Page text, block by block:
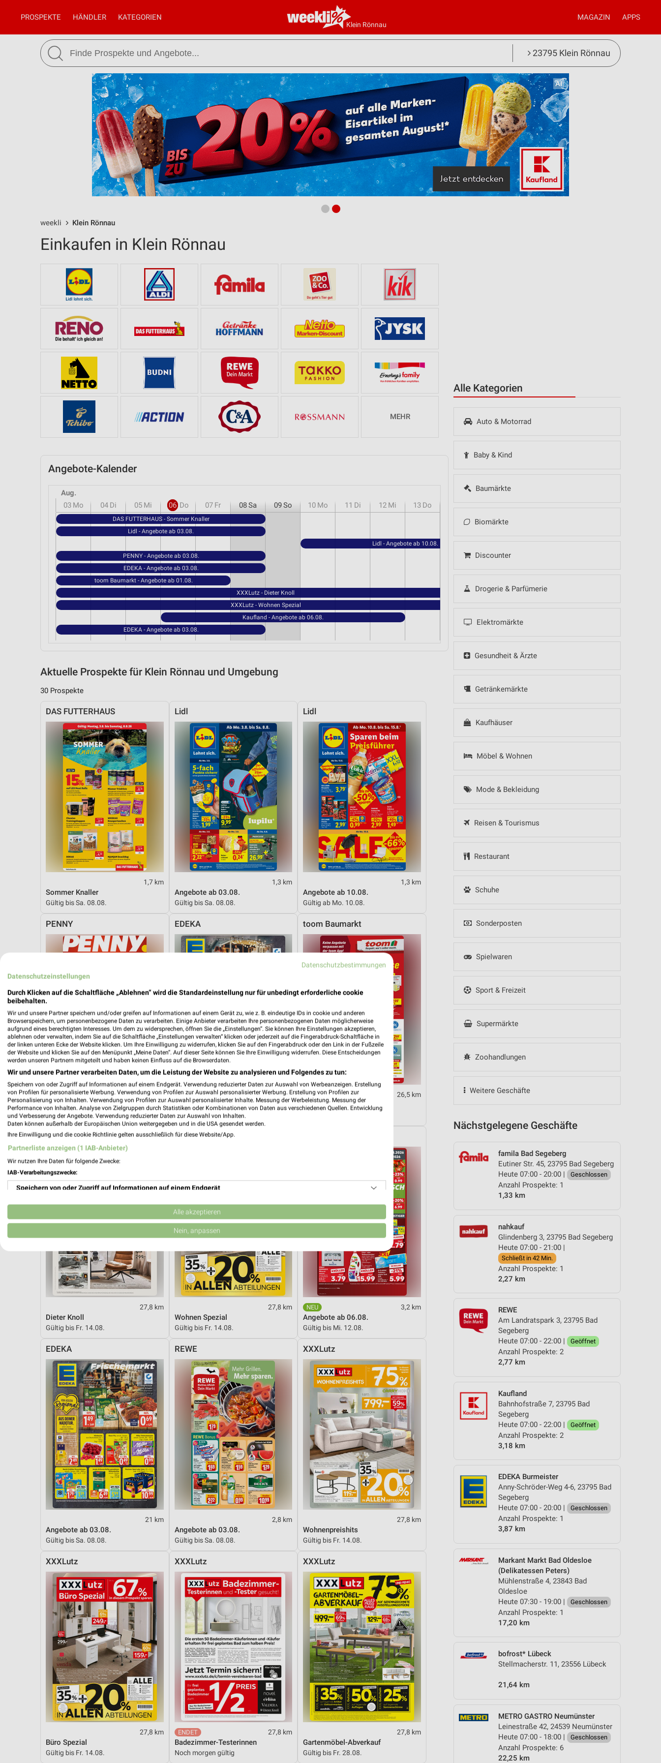
Klein Rönnau
PROSPEKTE HÄNDLER KATEGORIEN MAGAZIN APPS
23795 Klein Rönnau
weekli Klein Rönnau
Alle Kategorien
Auto & Motorrad
Baby & Kind
Baumärkte
Biomärkte
Discounter
Drogerie & Parfümerie
Elektromärkte
Gesundheit & Ärzte
Getränkemärkte
Kaufhäuser
Möbel & Wohnen
Mode & Bekleidung
Reisen & Tourismus
Restaurant
Schuhe
Sonderposten
Spielwaren
Sport & Freizeit
Supermärkte
Zoohandlungen
Weitere Geschäfte
Nächstgelegene Geschäfte
famila Bad Segeberg
Eutiner Str. 45, 23795 Bad Segeberg
Heute 07:00 - 20:00 |
Geschlossen
Anzahl Prospekte: 1
1,33 km
nahkauf
Glindenberg 3, 23795 Bad Segeberg
Heute 07:00 - 21:00 |
Schließt in 42 Min.
Anzahl Prospekte: 1
2,27 km
REWE
Am Landratspark 3, 23795 Bad
Segeberg
Heute 07:00 - 22:00 |
Geöffnet
Anzahl Prospekte: 2
2,77 km
Kaufland
Bahnhofstraße 7, 23795 Bad
Segeberg
Heute 07:00 - 22:00 |
Geöffnet
Anzahl Prospekte: 2
3,18 km
EDEKA Burmeister
Anny-Schröder-Weg 4-6, 23795 Bad
Segeberg
Heute 07:00 - 20:00 |
Geschlossen
Anzahl Prospekte: 1
3,87 km
Markant Markt Bad Oldesloe
(Delikatessen Peters)
Mühlenstraße 4, 23843 Bad
Oldesloe
Heute 07:30 - 19:00 |
Geschlossen
Anzahl Prospekte: 1
17,20 km
bofrost* Lübeck
Stellmacherstr. 11, 23556 Lübeck
21,64 km
METRO GASTRO Neumünster
Leinestraße 42, 24539 Neumünster
Heute 07:00 - 18:00 |
Geschlossen
Anzahl Prospekte: 6
22,25 km
Einkaufen in Klein Rönnau
MEHR
Angebote-Kalender
Aug.
03 Mo 04 Di 05 Mi 06 Do 07 Fr 08Sa 09So 10 Mo 11 Di 12 Mi 13 Do
DAS FUTTERHAUS - Sommer Knaller
Lidl - Angebote ab 03.08.
Lidl - Angebote ab 10.08.
PENNY - Angebote ab 03.08.
EDEKA - Angebote ab 03.08.
toom Baumarkt - Angebote ab 01.08.
XXXLutz - Dieter Knoll
XXXLutz - Wohnen Spezial
Kaufland - Angebote ab 06.08.
EDEKA - Angebote ab 03.08.
Aktuelle Prospekte für Klein Rönnau und Umgebung
30 Prospekte
DAS FUTTERHAUS
1,7 km
Sommer Knaller
Gültig bis Sa. 08.08.
Lidl
1,3 km
Angebote ab 03.08.
Gültig bis Sa. 08.08.
Lidl
1,3 km
Angebote ab 10.08.
Gültig ab Mo. 10.08.
PENNY
3,3 km
Angebote ab 03.08.
Gültig bis Sa. 08.08.
EDEKA
3,9 km
Angebote ab 03.08.
Gültig bis Sa. 08.08.
toom Baumarkt
26,5 km
Angebote ab 01.08.
XXXLutz
27,8 km
Dieter Knoll
Gültig bis Fr. 14.08.
XXXLutz
27,8 km
Wohnen Spezial
Gültig bis Fr. 14.08.
3,2 km
Angebote ab 06.08.
Gültig bis Mi. 12.08.
EDEKA
21 km
Angebote ab 03.08.
Gültig bis Sa. 08.08.
REWE
2,8 km
Angebote ab 03.08.
Gültig bis Sa. 08.08.
XXXLutz
27,8 km
Wohnenpreishits
Gültig bis Fr. 14.08.
XXXLutz
27,8 km
Büro Spezial
Gültig bis Fr. 14.08.
XXXLutz
27,8 km
Badezimmer-Testerinnen
Noch morgen gültig
XXXLutz
27,8 km
Gartenmöbel-Abverkauf
Gültig bis Fr. 28.08.
Datenschutzbestimmungen
Datenschutzeinstellungen
Durch Klicken auf die Schaltfläche „Ablehnen“ wird die Standardeinstellung nur für unbedingt erforderliche cookie
beibehalten.
Wir und unsere Partner speichern und/oder greifen auf Informationen auf einem Gerät zu, wie z. B. eindeutige IDs in cookie und anderen
Browserspeichern, um personenbezogene Daten zu verarbeiten. Einige Anbieter verarbeiten Ihre personenbezogenen Daten möglicherweise
aufgrund eines berechtigten Interesses. Um dem zu widersprechen, öffnen Sie die „Einstellungen“. Sie können Ihre Einstellungen akzeptieren,
ablehnen oder verwalten, indem Sie auf die Schaltfläche „Einstellungen verwalten“ klicken oder jederzeit auf die Fingerabdruck-Schaltfläche in
der linken unteren Ecke der Website klicken. Um Ihre Einwilligung zu widerrufen, klicken Sie auf den Fingerabdruck oder den Link in der Fußzeile
der Website und klicken Sie auf den Menüpunkt „Meine Daten“. Auf dieser Seite können Sie Ihre Einwilligung widerrufen. Diese Entscheidungen
werden unseren Partnern mitgeteilt und haben keinen Einfluss auf die Browserdaten.
Wir und unsere Partner verarbeiten Daten, um die Leistung der Website zu analysieren und Folgendes zu tun:
Speichern von oder Zugriff auf Informationen auf einem Endgerät. Verwendung reduzierter Daten zur Auswahl von Werbeanzeigen. Erstellung
von Profilen für personalisierte Werbung. Verwendung von Profilen zur Auswahl personalisierter Werbung. Erstellung von Profilen zur
Personalisierung von Inhalten. Verwendung von Profilen zur Auswahl personalisierter Inhalte. Messung der Werbeleistung. Messung der
Performance von Inhalten. Analyse von Zielgruppen durch Statistiken oder Kombinationen von Daten aus verschiedenen Quellen. Entwicklung
und Verbesserung der Angebote. Verwendung reduzierter Daten zur Auswahl von Inhalten.
Daten können außerhalb der Europäischen Union weitergegeben und in die USA gesendet werden.
Ihre Einwilligung und die cookie Richtlinie gelten ausschließlich für diese Website/App.
Partnerliste anzeigen (1 IAB-Anbieter)
Wir nutzen Ihre Daten für folgende Zwecke:
IAB-Verarbeitungszwecke:
Speichern von oder Zugriff auf Informationen auf einem Endgerät
Verwendung reduzierter Daten zur Auswahl von Werbeanzeigen
Erstellung von Profilen für personalisierte Werbung
Erstellung von Profilen zur Personalisierung von Inhalten
Verwendung von Profilen zur Auswahl personalisierter Inhalte
Messung der Performance von Inhalten
Analyse von Zielgruppen durch Statistiken oder Kombinationen von Daten aus verschiedenen
Entwicklung und Verbesserung der Angebote
Verwendung reduzierter Daten zur Auswahl von Inhalten
IAB-Besonderheiten:
Verwendung genauer Standortdaten
Geräte anhand von aktiv angeforderten Informationen identifizieren
Nicht-IAB-Verarbeitungszwecke:
Performance
Alle akzeptieren
Nein, anpassen